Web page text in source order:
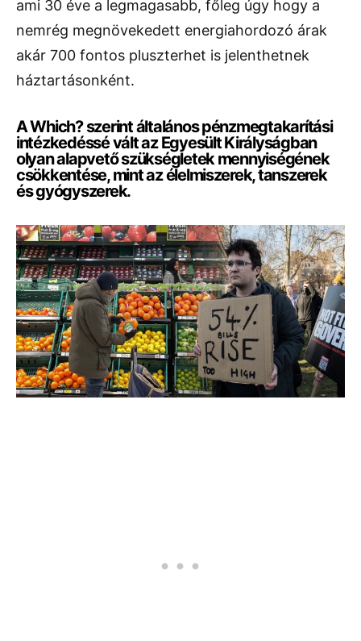
ami 30 éve a legmagasabb, főleg úgy hogy a
nemrég megnövekedett energiahordozó árak
akár 700 fontos pluszterhet is jelenthetnek
háztartásonként.
A Which? szerint általános pénzmegtakarítási
intézkedéssé vált az Egyesült Királyságban
olyan alapvető szükségletek mennyiségének
csökkentése, mint az élelmiszerek, tanszerek
és gyógyszerek.